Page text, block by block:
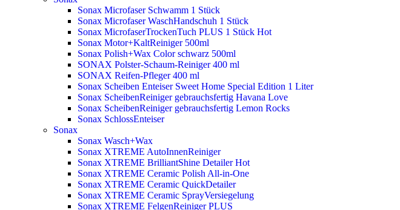
Sonax Microfaser Schwamm 1 Stück
Sonax Microfaser WaschHandschuh 1 Stück
Sonax MicrofaserTrockenTuch PLUS 1 Stück Hot
Sonax Motor+KaltReiniger 500ml
Sonax Polish+Wax Color schwarz 500ml
SONAX Polster-Schaum-Reiniger 400 ml
SONAX Reifen-Pfleger 400 ml
Sonax Scheiben Enteiser Sweet Home Special Edition 1 Liter
Sonax ScheibenReiniger gebrauchsfertig Havana Love
Sonax ScheibenReiniger gebrauchsfertig Lemon Rocks
Sonax SchlossEnteiser
Sonax
Sonax Wasch+Wax
Sonax XTREME AutoInnenReiniger
Sonax XTREME BrilliantShine DetailerHot
Sonax XTREME Ceramic Polish All-in-One
Sonax XTREME Ceramic QuickDetailer
Sonax XTREME Ceramic SprayVersiegelung
Sonax XTREME FelgenReiniger PLUS